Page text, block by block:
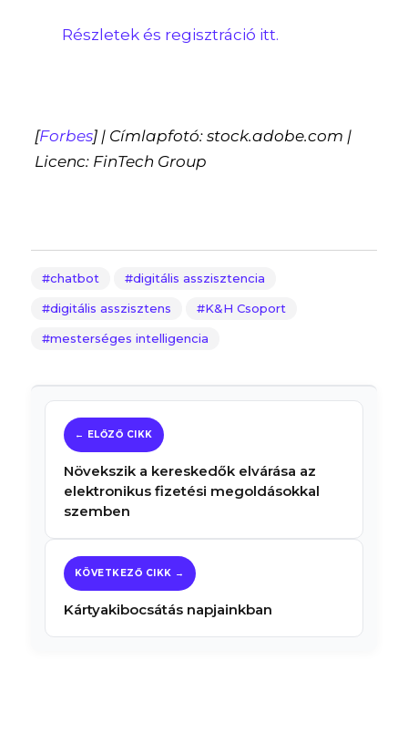
Részletek és regisztráció itt.
[Forbes] | Címlapfotó: stock.adobe.com |
Licenc: FinTech Group
chatbot digitális asszisztencia
digitális asszisztens K&H Csoport
mesterséges intelligencia
Növekszik a kereskedők elvárása az
elektronikus fizetési megoldásokkal
szemben
Kártyakibocsátás napjainkban